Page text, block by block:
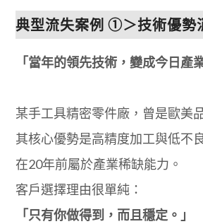
典型流失案例 ①＞技術優勢
「當年的領先技術，變成今日產
某手工具精密零件廠，曾是歐美
其核心優勢是高精度加工與低不
在20年前屬於產業稀缺能力。
客戶選擇理由很單純：
「只有你做得到，而且穩定。」